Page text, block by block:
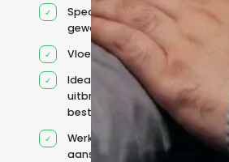
Specifiek voor jou
geworven profiel
Vloeiend Engels
Ideaal voor het
uitbreiden van
bestaande capaciteit
Werkt onder jouw
aansturing